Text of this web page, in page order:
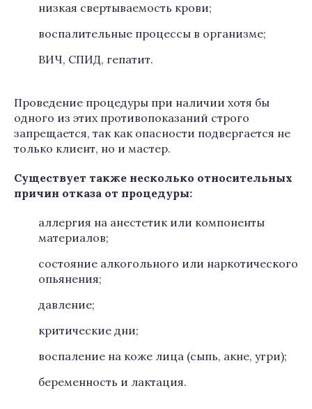
низкая свертываемость крови;
воспалительные процессы в организме;
ВИЧ, СПИД, гепатит.
Проведение процедуры при наличии хотя бы
одного из этих противопоказаний строго
запрещается, так как опасности подвергается не
только клиент, но и мастер.
Существует также несколько относительных
причин отказа от процедуры:
аллергия на анестетик или компоненты
материалов;
состояние алкогольного или наркотического
опьянения;
давление;
критические дни;
воспаление на коже лица (сыпь, акне, угри);
беременность и лактация.